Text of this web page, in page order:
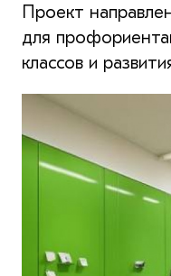
Проект
для
классов и